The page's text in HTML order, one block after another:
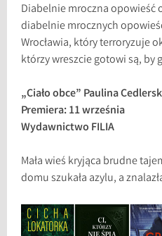
Diabelnie mroczna opowieść
diabelnie mrocznych
Wrocławia, który terroryzuje
którzy wreszcie gotowi są, by
„Ciało obce” Paulina
Premiera: 11 września
Wydawnictwo FILIA
Mała wieś kryjąca brudne
domu szukała azylu, a